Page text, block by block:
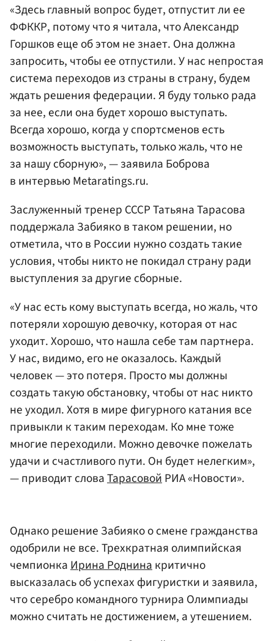
«Здесь главный вопрос будет, отпустит ли ее
ФФККР, потому что я читала, что Александр
Горшков еще об этом не знает. Она должна
запросить, чтобы ее отпустили. У нас непростая
система переходов из страны в страну, будем
ждать решения федерации. Я буду только рада
за нее, если она будет хорошо выступать.
Всегда хорошо, когда у спортсменов есть
возможность выступать, только жаль, что не
за нашу сборную», — заявила Боброва
в интервью Metaratings.ru.
Заслуженный тренер СССР Татьяна Тарасова
поддержала Забияко в таком решении, но
отметила, что в России нужно создать такие
условия, чтобы никто не покидал страну ради
выступления за другие сборные.
«У нас есть кому выступать всегда, но жаль, что
потеряли хорошую девочку, которая от нас
уходит. Хорошо, что нашла себе там партнера.
У нас, видимо, его не оказалось. Каждый
человек — это потеря. Просто мы должны
создать такую обстановку, чтобы от нас никто
не уходил. Хотя в мире фигурного катания все
привыкли к таким переходам. Ко мне тоже
многие переходили. Можно девочке пожелать
удачи и счастливого пути. Он будет нелегким»,
— приводит словаТарасовойРИА «Новости».
Однако решение Забияко о смене гражданства
одобрили не все. Трехкратная олимпийская
чемпионка Ирина Роднина критично
высказалась об успехах фигуристки и заявила,
что серебро командного турнира Олимпиады
можно считать не достижением, а утешением.